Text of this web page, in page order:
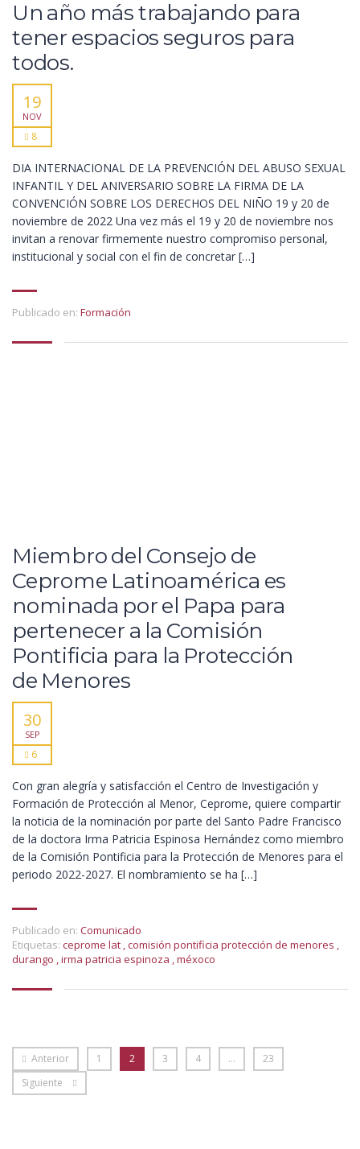
Un año más trabajando para
tener espacios seguros para
todos.
19
NOV
8
DIA INTERNACIONAL DE LA PREVENCIÓN DEL ABUSO SEXUAL
INFANTIL Y DEL ANIVERSARIO SOBRE LA FIRMA DE LA
CONVENCIÓN SOBRE LOS DERECHOS DEL NIÑO 19 y 20 de
noviembre de 2022 Una vez más el 19 y 20 de noviembre nos
invitan a renovar firmemente nuestro compromiso personal,
institucional y social con el fin de concretar […]
Publicado en: Formación
Miembro del Consejo de
Ceprome Latinoamérica es
nominada por el Papa para
pertenecer a la Comisión
Pontificia para la Protección
de Menores
30
SEP
6
Con gran alegría y satisfacción el Centro de Investigación y
Formación de Protección al Menor, Ceprome, quiere compartir
la noticia de la nominación por parte del Santo Padre Francisco
de la doctora Irma Patricia Espinosa Hernández como miembro
de la Comisión Pontificia para la Protección de Menores para el
periodo 2022-2027. El nombramiento se ha […]
Publicado en: Comunicado
Etiquetas: ceprome lat ,comisión pontificia protección de menores ,
durango ,irma patricia espinoza ,méxoco
Anterior 1 2 3 4 …
23
Siguiente